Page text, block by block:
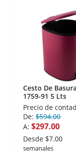
disposiciones
Asociación
- Nos
la Asociación
Cesto De
1759-91 5 Lts
Precio de
De: $594.00
A: $297.00
Desde $7.00
semanales